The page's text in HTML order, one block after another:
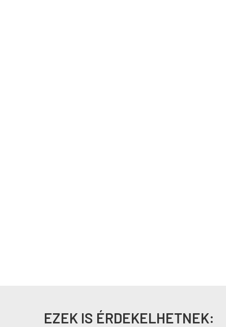
EZEK IS ÉRDEKELHETNEK: